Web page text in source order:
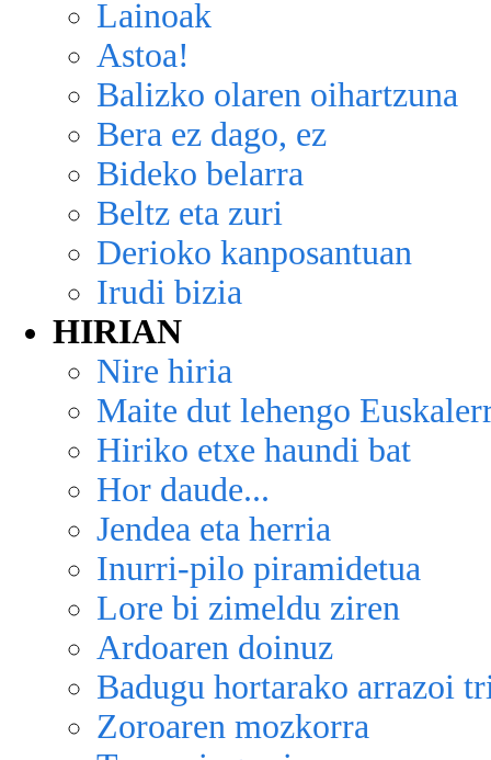
Lainoak
Astoa!
Balizko olaren oihartzuna
Bera ez dago, ez
Bideko belarra
Beltz eta zuri
Derioko kanposantuan
Irudi bizia
HIRIAN
Nire hiria
Maite dut lehengo
Hiriko etxe haundi bat
Hor daude...
Jendea eta herria
Inurri-pilo piramidetua
Lore bi zimeldu ziren
Ardoaren doinuz
Badugu hortarako arrazoi
Zoroaren mozkorra